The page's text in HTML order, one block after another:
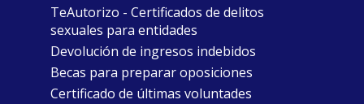
TeAutorizo - Certificados de delitos
sexuales para entidades
Devolución de ingresos indebidos
Becas para preparar oposiciones
Certificado de últimas voluntades